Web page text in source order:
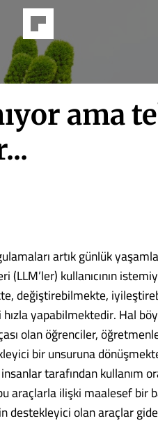
ama
artık günlük
(LLM’ler) kullanıcının
değiştirebilmekte,
yapabilmektedir. Hal
olan öğrenciler,
bir unsuruna
tarafından kullanım
araçlarla ilişki maalesef bir
destekleyici olan araçlar